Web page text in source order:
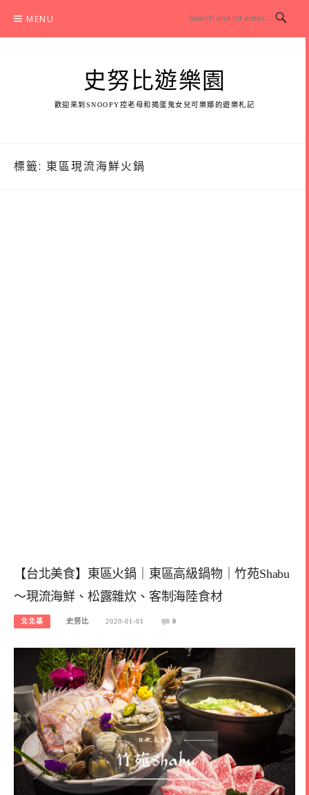
content
MENU
史努比遊樂園
歡迎來到SNOOPY控老母和搗蛋鬼女兒可樂娜的遊樂札記
標籤: 東區現流海鮮火鍋
【台北美食】東區火鍋｜東區高級鍋物｜竹苑Shabu
～現流海鮮、松露雜炊、客制海陸食材
北北基 史努比 2020-01-01 0